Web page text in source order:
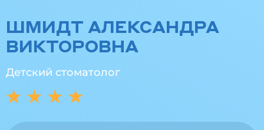
ШМИДТ АЛЕКСАНДРА
ВИКТОРОВНА
Детский стоматолог